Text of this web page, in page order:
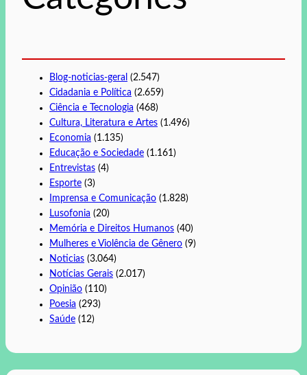
Blog-noticias-geral (2.547)
Cidadania e Política (2.659)
Ciência e Tecnologia (468)
Cultura, Literatura e Artes (1.496)
Economia (1.135)
Educação e Sociedade (1.161)
Entrevistas (4)
Esporte (3)
Imprensa e Comunicação (1.828)
Lusofonia (20)
Memória e Direitos Humanos (40)
Mulheres e Violência de Gênero (9)
Noticias (3.064)
Notícias Gerais (2.017)
Opinião (110)
Poesia (293)
Saúde (12)